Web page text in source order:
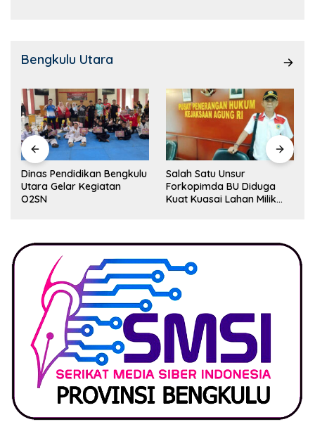
Bengkulu Utara
Dinas Pendidikan Bengkulu
Utara Gelar Kegiatan
O2SN
Salah Satu Unsur
Forkopimda BU Diduga
Kuat Kuasai Lahan Milik